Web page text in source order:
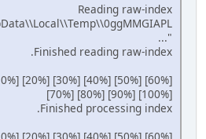
Reading raw-index
"...
Finished reading raw-index.
[20%] [30%] [40%] [50%] [60%]
[70%] [80%] [90%] [100%]
Finished processing index.